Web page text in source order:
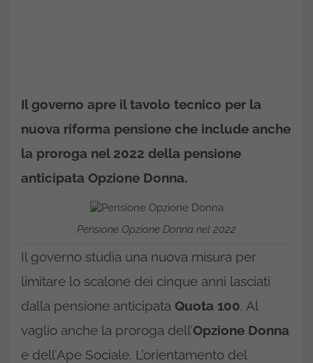
Il governo apre il tavolo tecnico per la
nuova riforma pensione che include anche
la proroga nel 2022 della pensione
anticipata Opzione Donna.
Pensione Opzione Donna nel 2022
Il governo studia una nuova misura per
limitare lo scalone dei cinque anni lasciati
dalla pensione anticipata Quota 100. Al
vaglio anche la proroga dell’Opzione Donna
e dell’Ape Sociale. L’orientamento del